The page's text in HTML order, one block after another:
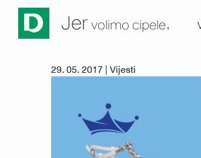
Jer volimo cipele.
29. 05. 2017 | Vijesti